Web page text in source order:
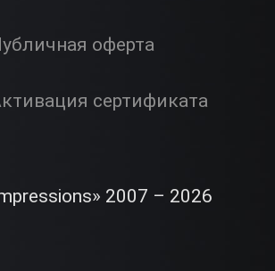
оферта
сертификата
2007 – 2026